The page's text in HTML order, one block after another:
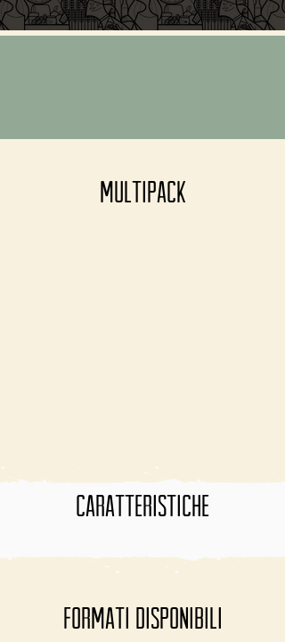
MULTIPACK
CARATTERISTICHE
FormaTI disponibili